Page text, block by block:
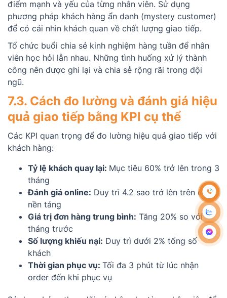
điểm mạnh và yếu của từng nhân viên. Sử dụng
phương pháp khách hàng ẩn danh (mystery customer)
để có cái nhìn khách quan về chất lượng giao tiếp.
Tổ chức buổi chia sẻ kinh nghiệm hàng tuần để nhân
viên học hỏi lẫn nhau. Những tình huống xử lý thành
công nên được ghi lại và chia sẻ rộng rãi trong đội
ngũ.
7.3. Cách đo lường và đánh giá hiệu
quả giao tiếp bằng KPI cụ thể
Các KPI quan trọng để đo lường hiệu quả giao tiếp với
khách hàng:
Tỷ lệ khách quay lại: Mục tiêu 60% trở lên trong 3
tháng
Đánh giá online: Duy trì 4.2 sao trở lên trên các
nền tảng
Giá trị đơn hàng trung bình: Tăng 20% so với
tháng trước
Số lượng khiếu nại: Duy trì dưới 2% tổng số
khách
Thời gian phục vụ: Tối đa 3 phút từ lúc nhận
order đến khi phục vụ